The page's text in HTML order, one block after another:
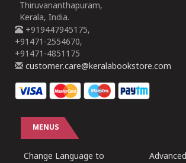
Thiruvananthapuram,
Kerala, India.
+919447945175,
+91471-2554670,
+91471-4851175
customer.care@keralabookstore.com
MENUS
Change Language to